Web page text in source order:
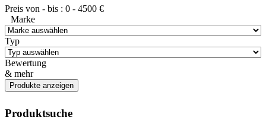
Preis von - bis : 0 - 4500 €
Marke
Typ
Bewertung
& mehr
Produktsuche